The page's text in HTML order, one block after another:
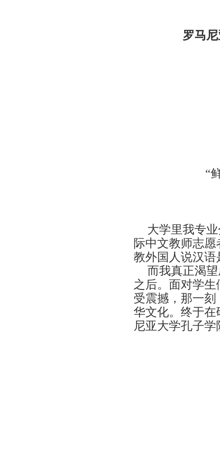
罗马
“
大学里我专
际中文教师志
教外国人说汉
而我真正渴
之后。面对学
受震撼 ， 那一刻
华文化。终于
尼亚大学孔子